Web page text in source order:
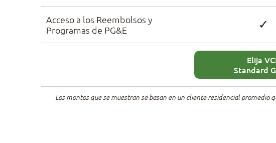
Acceso a los Reembolsos y
Programas de PG&E
✓
Elija
Standard
Los montos que se muestran se basan en un cliente residencial promedio